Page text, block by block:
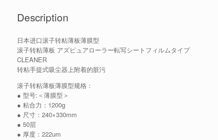
Description
日本进口滚子转粘薄板薄膜型
滚子转粘薄板 アズピュアローラー転写シートフィルムタイプ
CLEANER
转粘手提式吸尘器上附着的脏污
滚子转粘薄板薄膜型规格：
● 型号:＜薄膜型＞
● 粘合力：1200g
● 尺寸：240×330mm
● 50层
● 厚度：222um